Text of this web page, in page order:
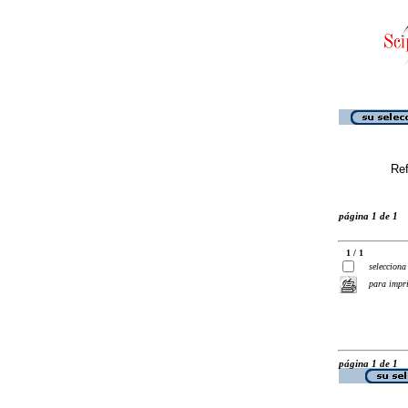
página 1 de 1
1 / 1
selecciona
para
página 1 de 1